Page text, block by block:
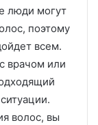
люди могут
поэтому
всем.
врачом или
волос, вы